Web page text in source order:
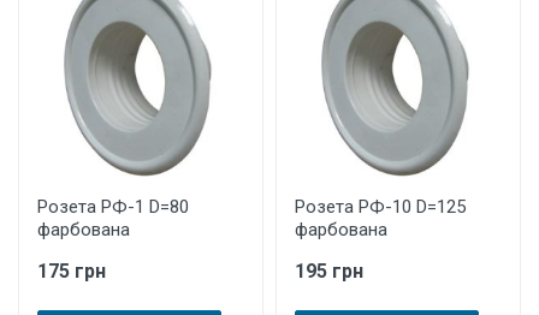
Розета РФ-1 D=80
фарбована
175 грн
Розета РФ-10 D=125
фарбована
195 грн